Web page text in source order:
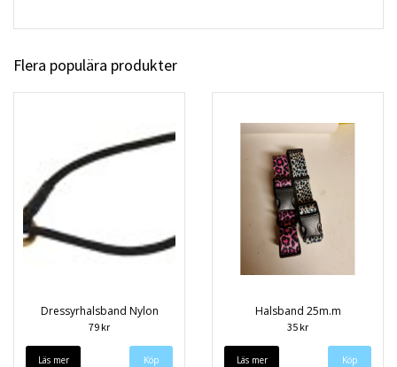
Flera populära produkter
Dressyrhalsband Nylon
79 kr
Läs mer Köp
Halsband 25m.m
35 kr
Läs mer Köp